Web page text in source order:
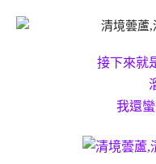
接下來就
我還